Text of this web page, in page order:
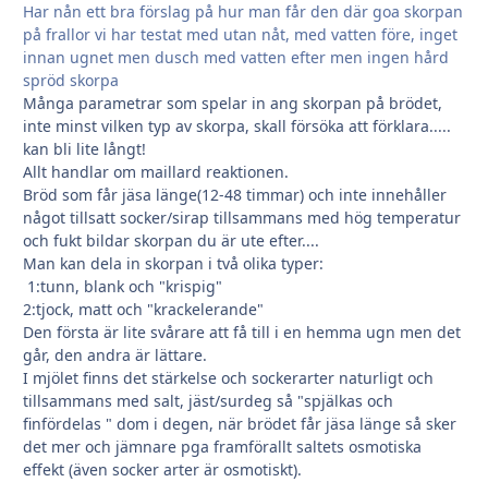
Har nån ett bra förslag på hur man får den där goa skorpan
på frallor vi har testat med utan nåt, med vatten före, inget
innan ugnet men dusch med vatten efter men ingen hård
spröd skorpa
Många parametrar som spelar in ang skorpan på brödet,
inte minst vilken typ av skorpa, skall försöka att förklara.....
kan bli lite långt!
Allt handlar om maillard reaktionen.
Bröd som får jäsa länge(12-48 timmar) och inte innehåller
något tillsatt socker/sirap tillsammans med hög temperatur
och fukt bildar skorpan du är ute efter....
Man kan dela in skorpan i två olika typer:
1:tunn, blank och "krispig"
2:tjock, matt och "krackelerande"
Den första är lite svårare att få till i en hemma ugn men det
går, den andra är lättare.
I mjölet finns det stärkelse och sockerarter naturligt och
tillsammans med salt, jäst/surdeg så "spjälkas och
finfördelas " dom i degen, när brödet får jäsa länge så sker
det mer och jämnare pga framförallt saltets osmotiska
effekt (även socker arter är osmotiskt).